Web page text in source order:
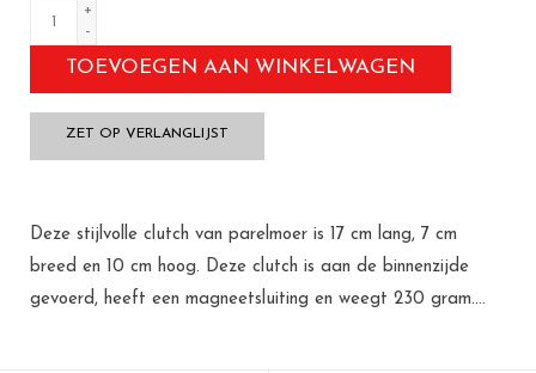
+
-
TOEVOEGEN AAN WINKELWAGEN
ZET OP VERLANGLIJST
Deze stijlvolle clutch van parelmoer is 17 cm lang, 7 cm
breed en 10 cm hoog. Deze clutch is aan de binnenzijde
gevoerd, heeft een magneetsluiting en weegt 230 gram....